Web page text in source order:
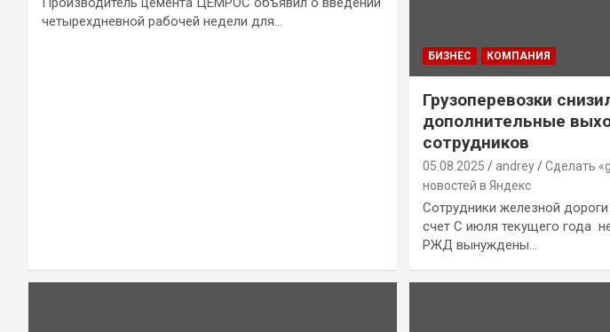
четырехдневной рабочей недели для…
БИЗНЕС КОМПАНИЯ
Грузоперевозки
дополнительные
сотрудников
05.08.2025 andrey
Сделать
новостей в Яндекс
Сотрудники железной
счет С июля текущего года
РЖД вынуждены…